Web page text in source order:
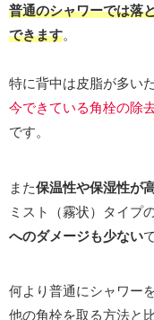
普通のシャワーでは落
できます。
特に背中は皮脂が多い
今できている角栓の除
です。
また保温性や保湿性が
ミスト（霧状）タイプ
へのダメージも少ない
何より普通にシャワー
他の角栓を取る方法と